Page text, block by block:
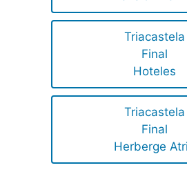
Triacastela
Final
Hoteles
Triacastela
Final
Herberge